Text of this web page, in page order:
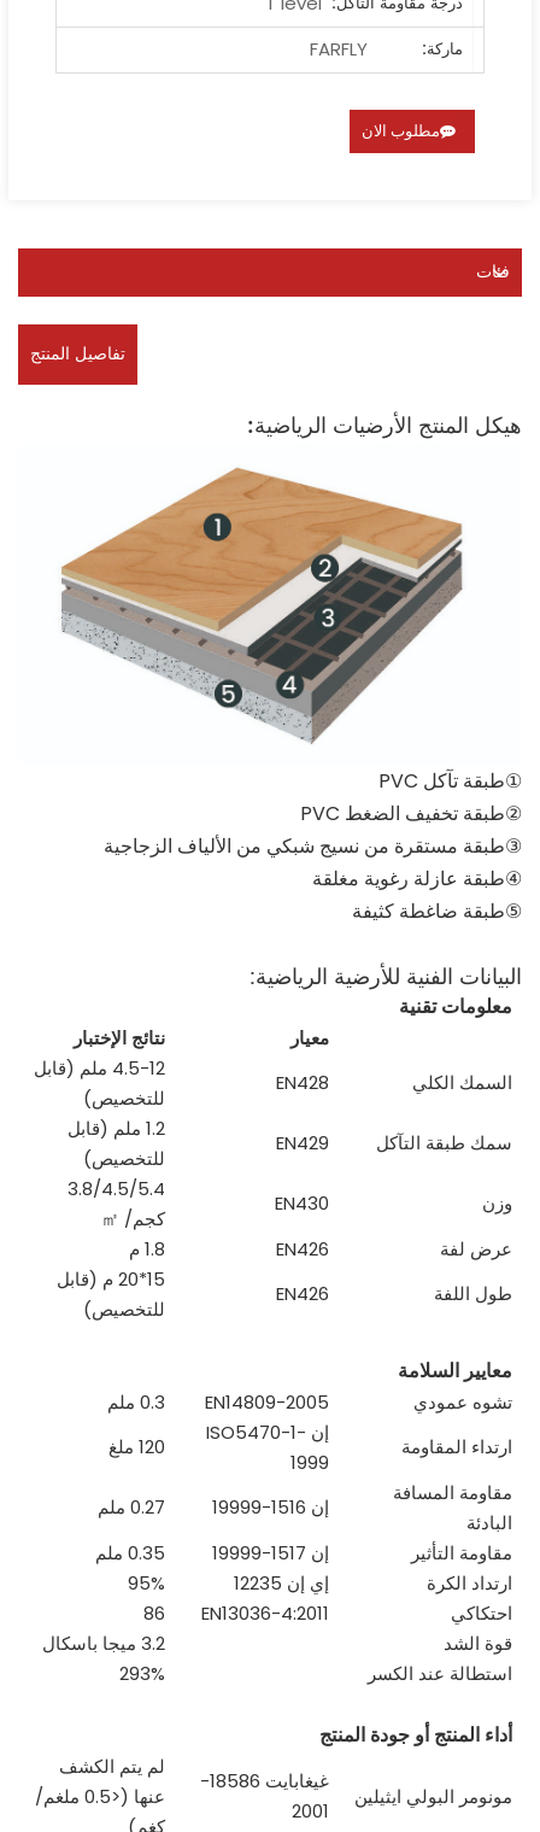
ماركة:
FARFLY
مطلوب الان
فئات
تفاصيل المنتج
هيكل المنتج الأرضيات الرياضية:
①طبقة تآكل PVC
②طبقة تخفيف الضغط PVC
③طبقة مستقرة من نسيج شبكي من الألياف الزجاجية
④طبقة عازلة رغوية مغلقة
⑤طبقة ضاغطة كثيفة
البيانات الفنية للأرضية الرياضية:
معلومات تقنية
معيار
نتائج الإختبار
السمك الكلي
EN428
4.5-12 ملم (قابل
للتخصيص)
سمك طبقة التآكل
EN429
1.2 ملم (قابل
للتخصيص)
وزن
EN430
3.8/4.5/5.4
كجم/ ㎡
عرض لفة
EN426
1.8 م
طول اللفة
EN426
15*20 م (قابل
للتخصيص)
معايير السلامة
تشوه عمودي EN14809-2005
0.3 ملم
ارتداء المقاومة
إن ISO5470-1-
1999
120 ملغ
مقاومة المسافة
البادئة
إن 1516-19999
0.27 ملم
مقاومة التأثير
إن 1517-19999
0.35 ملم
ارتداد الكرة
إي إن 12235
95%
احتكاكي
EN13036-4:2011
86
قوة الشد
3.2 ميجا باسكال
استطالة عند الكسر
293%
أداء المنتج أو جودة المنتج
مونومر البولي ايثيلين
غيغابايت 18586-
2001
لم يتم الكشف
عنها (<0.5 ملغم/